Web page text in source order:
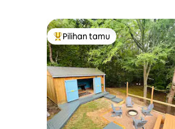
Pilihan tamu terpopuler
Pilihan tamu